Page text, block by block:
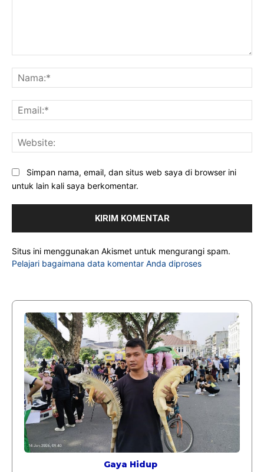
Simpan nama, email, dan situs web saya di browser ini
untuk lain kali saya berkomentar.
Situs ini menggunakan Akismet untuk mengurangi spam.
Pelajari bagaimana data komentar Anda diproses
Gaya Hidup